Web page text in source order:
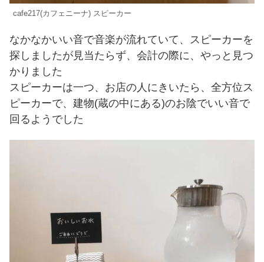
cafe217(カフェニーナ) スピーカー
なかなかいい音で音楽が流れていて、スピーカーを
探しましたが見当たらず、会計の際に、やっと見つ
かりました
スピーカーは一つ、お店の人にきいたら、全方位ス
ピーカーで、建物(蔵の中にある)のお陰でいい音で
回るようでした